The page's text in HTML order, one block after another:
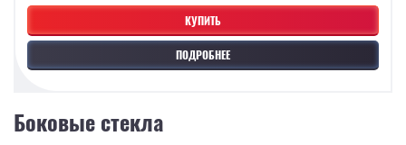
КУПИТЬ
ПОДРОБНЕЕ
Боковые стекла